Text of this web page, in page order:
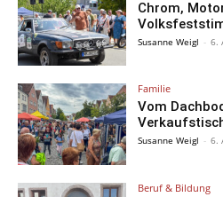
Chrom,
Susanne Weigl - 6.
Familie
Vom
Susanne Weigl - 6.
Beruf & Bildung